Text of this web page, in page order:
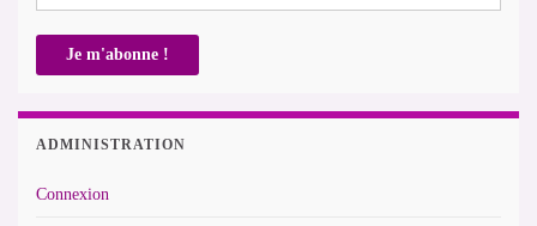
ADMINISTRATION
Connexion